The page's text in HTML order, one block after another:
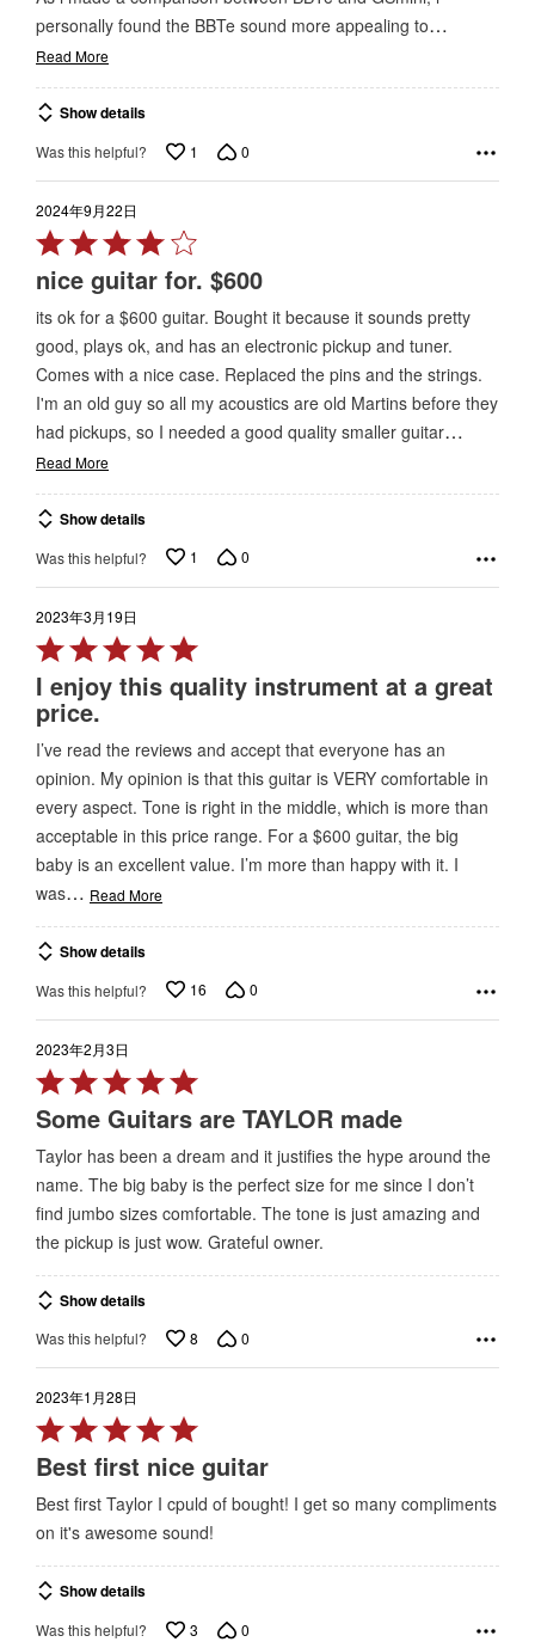
personally found the BBTe sound more appealing to…
Read More
Show details
Was this helpful? 1 0
2024年9月22日
Rated
4
out
of
5
nice guitar for. $600
its ok for a $600 guitar. Bought it because it sounds pretty
good, plays ok, and has an electronic pickup and tuner.
Comes with a nice case. Replaced the pins and the strings.
I'm an old guy so all my acoustics are old Martins before they
had pickups, so I needed a good quality smaller guitar…
Read More
Show details
Was this helpful? 1 0
2023年3月19日
Rated
5
out
of
5
I enjoy this quality instrument at a great
price.
I’ve read the reviews and accept that everyone has an
opinion. My opinion is that this guitar is VERY comfortable in
every aspect. Tone is right in the middle, which is more than
acceptable in this price range. For a $600 guitar, the big
baby is an excellent value. I’m more than happy with it. I
was… Read More
Show details
Was this helpful? 16 0
2023年2月3日
Rated
5
out
of
5
Some Guitars are TAYLOR made
Taylor has been a dream and it justifies the hype around the
name. The big baby is the perfect size for me since I don’t
find jumbo sizes comfortable. The tone is just amazing and
the pickup is just wow. Grateful owner.
Show details
Was this helpful? 8 0
2023年1月28日
Rated
5
out
of
5
Best first nice guitar
Best first Taylor I cpuld of bought! I get so many compliments
on it's awesome sound!
Show details
Was this helpful? 3 0